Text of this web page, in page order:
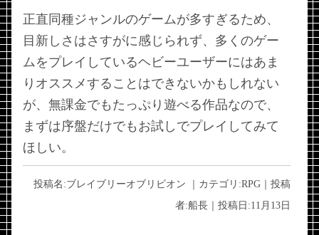
正直同種ジャンルのゲームが多すぎるため、
目新しさはさすがに感じられず、多くのゲー
ムをプレイしているヘビーユーザーにはあま
りオススメすることはできないかもしれない
が、無課金でもたっぷり遊べる作品なので、
まずは序盤だけでもお試しでプレイしてみて
ほしい。
投稿名:ブレイブリーオブリビオン ｜カテゴリ:RPG｜投稿
者:船長｜投稿日:11月13日